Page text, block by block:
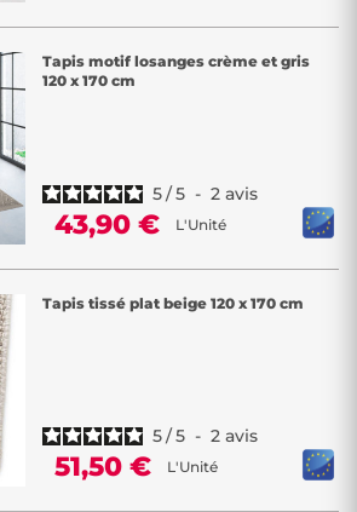
Tapis motif losanges crème et gris
120 x 170 cm
5/5 - 2 avis
43,90 € L'Unité
Tapis tissé plat beige 120 x 170 cm
5/5 - 2 avis
51,50 € L'Unité